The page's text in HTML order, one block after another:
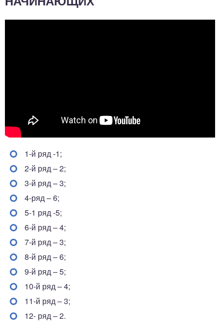
1-й ряд -1;
2-й ряд – 2;
3-й ряд – 3;
4-ряд – 6;
5-1 ряд -5;
6-й ряд – 4;
7-й ряд – 3;
8-й ряд – 6;
9-й ряд – 5;
10-й ряд – 4;
11-й ряд – 3;
12- ряд – 2.